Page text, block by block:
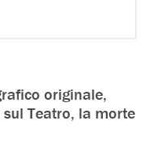
originale,
Teatro, la morte